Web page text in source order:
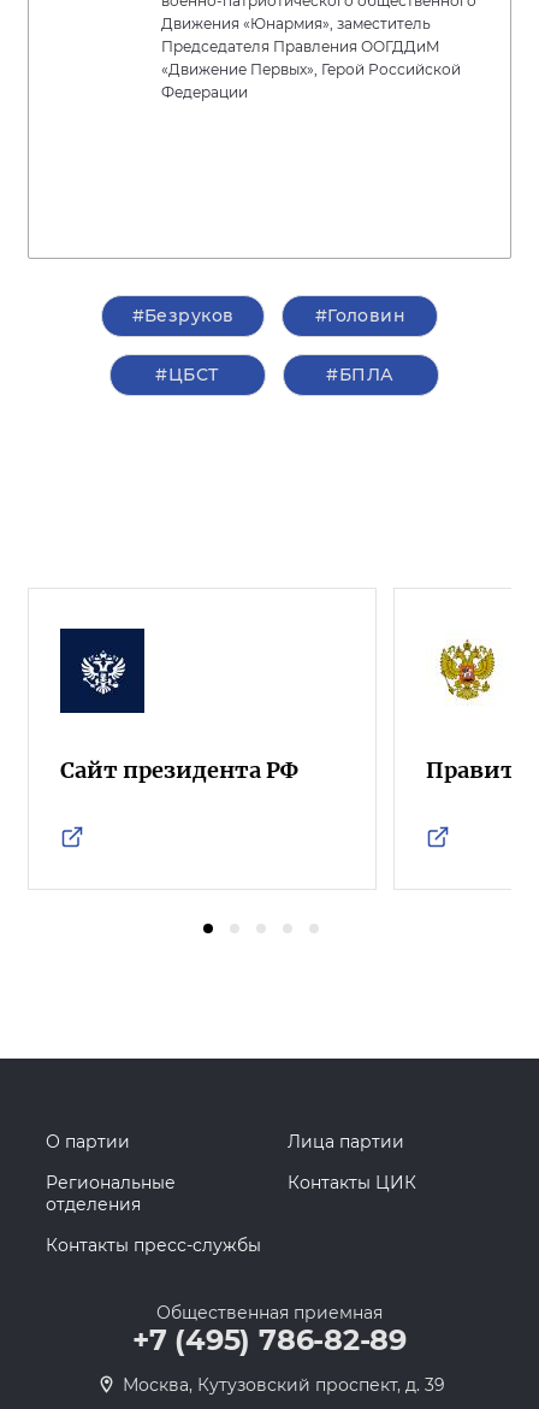
Движения «Юнармия», заместитель
Председателя Правления ООГДДиМ
«Движение Первых», Герой Российской
Федерации
#Безруков #Головин
#ЦБСТ #БПЛА
Сайт президента РФ
О партии
Лица партии
Региональные
отделения
Контакты ЦИК
Контакты пресс-службы
Общественная приемная
+7 (495) 786-82-89
Москва, Кутузовский проспект, д. 39